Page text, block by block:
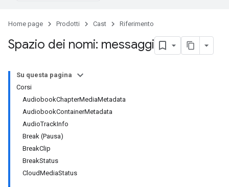
Home page Prodotti Cast Riferimento
Spazio dei nomi: messaggi
Su questa pagina
Corsi
AudiobookChapterMediaMetadata
AudiobookContainerMetadata
AudioTrackInfo
Break (Pausa)
BreakClip
BreakStatus
CloudMediaStatus